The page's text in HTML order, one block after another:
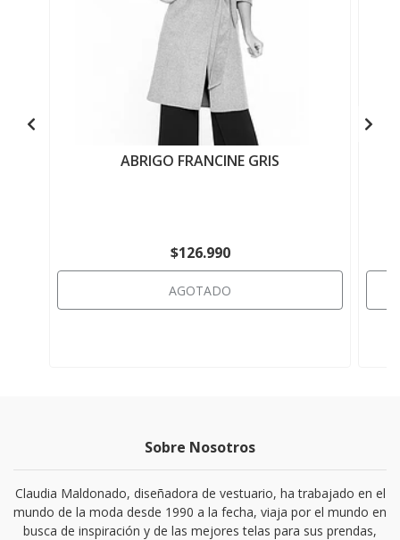
ABRIGO FRANCINE GRIS
$126.990
AGOTADO
Sobre Nosotros
Claudia Maldonado, diseñadora de vestuario, ha trabajado en el
mundo de la moda desde 1990 a la fecha, viaja por el mundo en
busca de inspiración y de las mejores telas para sus prendas,